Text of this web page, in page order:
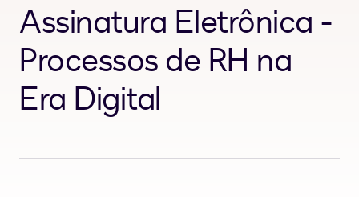
Assinatura Eletrônica -
Processos de RH na
Era Digital